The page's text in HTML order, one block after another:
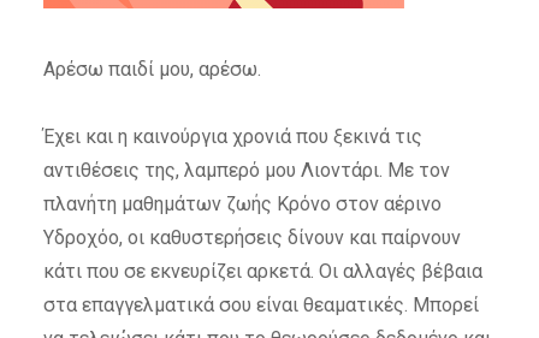
Αρέσω παιδί μου, αρέσω.
Έχει και η καινούργια χρονιά που ξεκινά τις
αντιθέσεις της, λαμπερό μου Λιοντάρι. Με τον
πλανήτη μαθημάτων ζωής Κρόνο στον αέρινο
Υδροχόο, οι καθυστερήσεις δίνουν και παίρνουν
κάτι που σε εκνευρίζει αρκετά. Οι αλλαγές βέβαια
στα επαγγελματικά σου είναι θεαματικές. Μπορεί